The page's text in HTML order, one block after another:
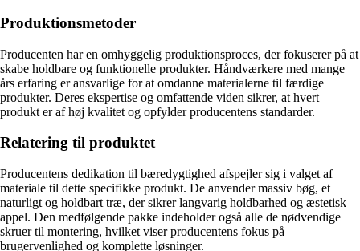
Produktionsmetoder
Producenten har en omhyggelig produktionsproces, der fokuserer på at
skabe holdbare og funktionelle produkter. Håndværkere med mange
års erfaring er ansvarlige for at omdanne materialerne til færdige
produkter. Deres ekspertise og omfattende viden sikrer, at hvert
produkt er af høj kvalitet og opfylder producentens standarder.
Relatering til produktet
Producentens dedikation til bæredygtighed afspejler sig i valget af
materiale til dette specifikke produkt. De anvender massiv bøg, et
naturligt og holdbart træ, der sikrer langvarig holdbarhed og æstetisk
appel. Den medfølgende pakke indeholder også alle de nødvendige
skruer til montering, hvilket viser producentens fokus på
brugervenlighed og komplette løsninger.